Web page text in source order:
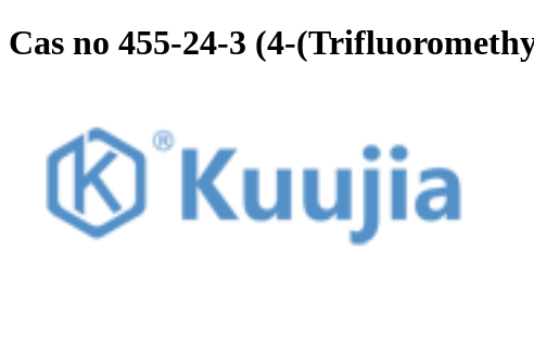
Cas no 455-24-3 (4-